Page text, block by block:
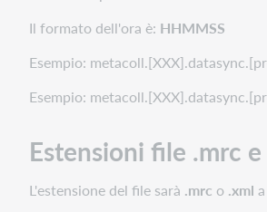
record
provenienti
raccolte
sincronizzazione
dei
Il formato dell'ora è: HHMMSS
Esempio:
Esempio:
Estensioni file .mrc
L'estensione del file sarà .mrc o .xml